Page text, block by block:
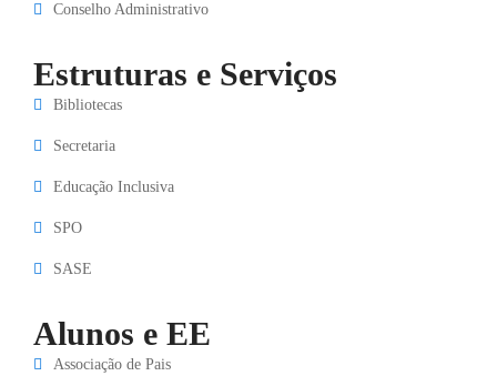
Conselho Administrativo
Estruturas e Serviços
Bibliotecas
Secretaria
Educação Inclusiva
SPO
SASE
Alunos e EE
Associação de Pais